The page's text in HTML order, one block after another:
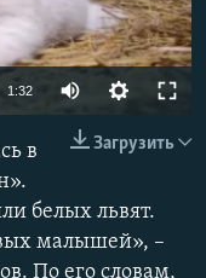
1:32
Загрузить
в
белых львят.
малышей», –
По его словам,